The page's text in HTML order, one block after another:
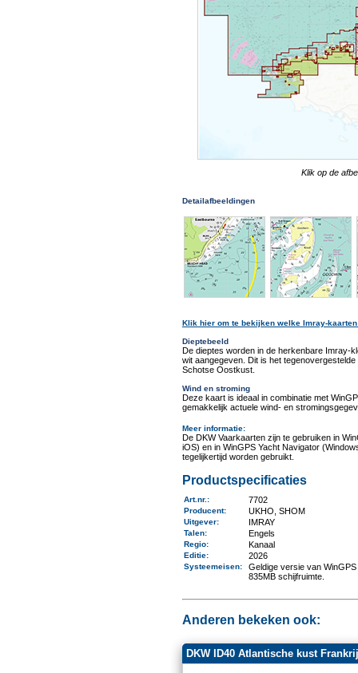
Klik op de
Detailafbeeldingen
Klik hier om te bekijken welke Imray-
Dieptebeeld
De dieptes worden in de herkenbare Imray-
wit aangegeven. Dit is het
Schotse Oostkust.
Wind en stroming
Deze kaart is ideaal in combinatie met
gemakkelijk actuele wind- en
Meer informatie:
De DKW Vaarkaarten zijn te gebruiken in
iOS) en in WinGPS Yacht Navigator
tegelijkertijd worden gebruikt.
Productspecificaties
Art.nr. : 7702
Producent: UKHO, SHOM
Uitgever: IMRAY
Talen: Engels
Regio: Kanaal
Editie: 2026
Systeemeisen:
Geldige versie van
835MB schijfruimte.
Anderen bekeken ook:
DKW ID40 Atlantische kust